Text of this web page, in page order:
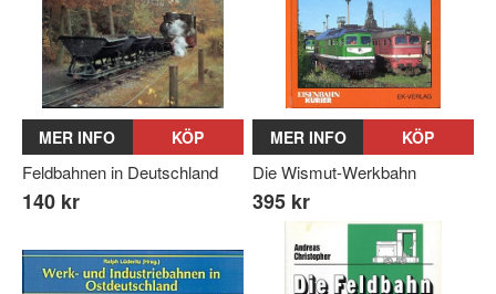
MER INFO KÖP
Feldbahnen in Deutschland
140 kr
MER INFO KÖP
Die Wismut-Werkbahn
395 kr